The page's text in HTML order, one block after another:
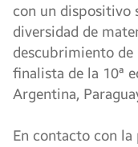
con un dispositivo
diversidad de
descubrimiento
finalista de la 10ª
Argentina,
En contacto con la